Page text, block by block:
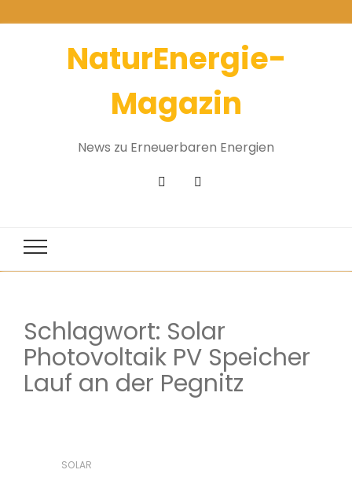
NaturEnergie-
Magazin
News zu Erneuerbaren Energien
Schlagwort: Solar
Photovoltaik PV Speicher
Lauf an der Pegnitz
SOLAR